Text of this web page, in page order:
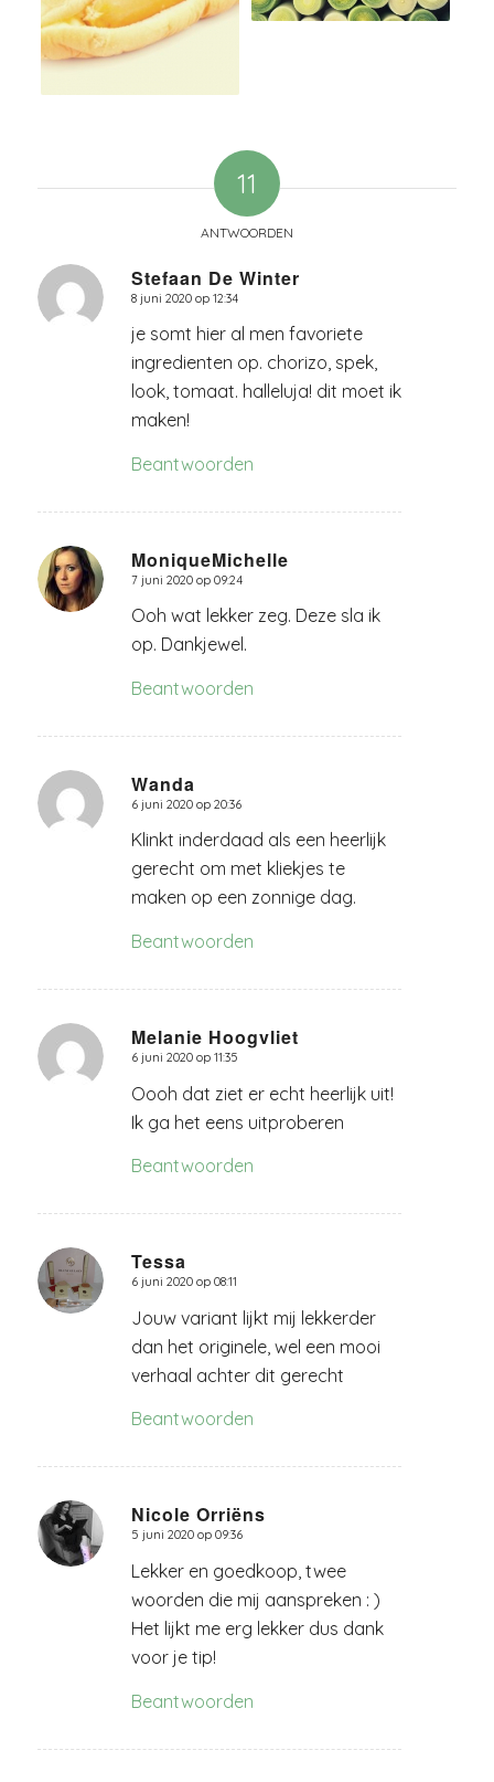
11
ANTWOORDEN
Stefaan De Winter
zegt:
8 juni 2020 op 12:34
je somt hier al men favoriete
ingredienten op. chorizo, spek,
look, tomaat. halleluja! dit moet ik
maken!
Beantwoorden
MoniqueMichelle
zegt:
7 juni 2020 op 09:24
Ooh wat lekker zeg. Deze sla ik
op. Dankjewel.
Beantwoorden
Wanda
zegt:
6 juni 2020 op 20:36
Klinkt inderdaad als een heerlijk
gerecht om met kliekjes te
maken op een zonnige dag.
Beantwoorden
Melanie Hoogvliet
zegt:
6 juni 2020 op 11:35
Oooh dat ziet er echt heerlijk uit!
Ik ga het eens uitproberen
Beantwoorden
Tessa
zegt:
6 juni 2020 op 08:11
Jouw variant lijkt mij lekkerder
dan het originele, wel een mooi
verhaal achter dit gerecht
Beantwoorden
Nicole Orriëns
zegt:
5 juni 2020 op 09:36
Lekker en goedkoop, twee
woorden die mij aanspreken : )
Het lijkt me erg lekker dus dank
voor je tip!
Beantwoorden